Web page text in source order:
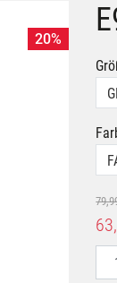
20%